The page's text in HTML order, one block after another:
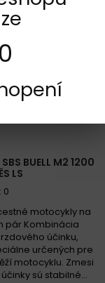
BUELL M2 1200
LS
0
motocykly na
pár Kombinácia
účinku,
určených pre
motocyklu. Zmesi
sú stabilné...